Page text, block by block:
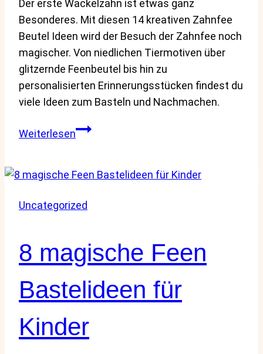
Der erste Wackelzahn ist etwas ganz
Besonderes. Mit diesen 14 kreativen Zahnfee
Beutel Ideen wird der Besuch der Zahnfee noch
magischer. Von niedlichen Tiermotiven über
glitzernde Feenbeutel bis hin zu
personalisierten Erinnerungsstücken findest du
viele Ideen zum Basteln und Nachmachen.
Weiterlesen14
Beutel
für
die
kleine
noch
machen
Uncategorized
8 magische Feen
Bastelideen für
Kinder